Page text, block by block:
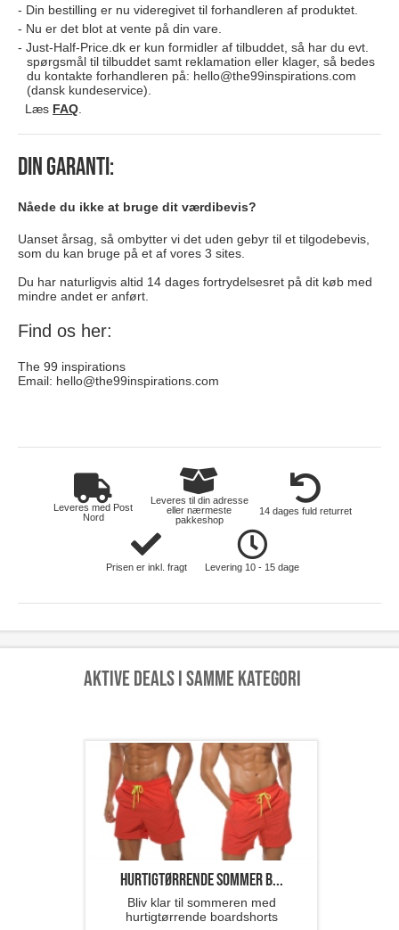
Din bestilling er nu videregivet til forhandleren af produktet.
Nu er det blot at vente på din vare.
Just-Half-Price.dk er kun formidler af tilbuddet, så har du evt.
spørgsmål til tilbuddet samt reklamation eller klager, så bedes
du kontakte forhandleren på: hello@the99inspirations.com
(dansk kundeservice).
Læs FAQ.
Din garanti:
Nåede du ikke at bruge dit værdibevis?
Uanset årsag, så ombytter vi det uden gebyr til et tilgodebevis,
som du kan bruge på et af vores 3 sites.
Du har naturligvis altid 14 dages fortrydelsesret på dit køb med
mindre andet er anført.
Find os her:
The 99 inspirations
Email: hello@the99inspirations.com
Leveres med Post
Nord
Leveres til din adresse
eller nærmeste
pakkeshop
14 dages fuld returret
Prisen er inkl. fragt Levering 10 - 15 dage
Aktive deals i samme kategori
hurtigtørrende sommer b...
Bliv klar til sommeren med
hurtigtørrende boardshorts